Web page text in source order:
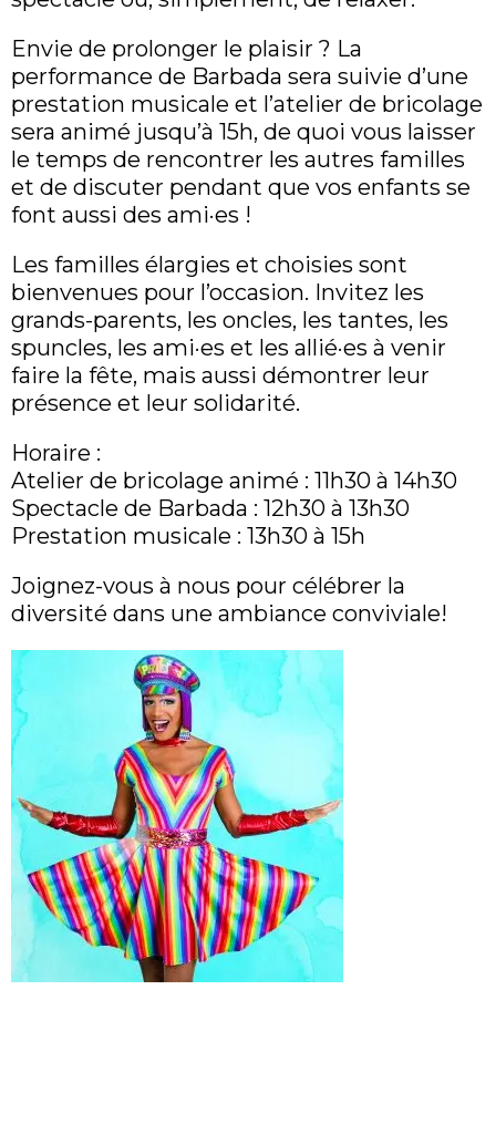
Envie de prolonger le plaisir ? La
performance de Barbada sera suivie d’une
prestation musicale et l’atelier de bricolage
sera animé jusqu’à 15h, de quoi vous laisser
le temps de rencontrer les autres familles
et de discuter pendant que vos enfants se
font aussi des ami·es !
Les familles élargies et choisies sont
bienvenues pour l’occasion. Invitez les
grands-parents, les oncles, les tantes, les
spuncles, les ami·es et les allié·es à venir
faire la fête, mais aussi démontrer leur
présence et leur solidarité.
Horaire :
Atelier de bricolage animé : 11h30 à 14h30
Spectacle de Barbada : 12h30 à 13h30
Prestation musicale : 13h30 à 15h
Joignez-vous à nous pour célébrer la
diversité dans une ambiance conviviale!